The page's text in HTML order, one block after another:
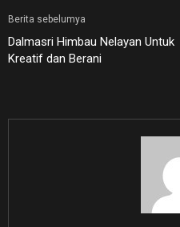
Berita sebelumya
Dalmasri Himbau Nelayan Untuk
Kreatif dan Berani